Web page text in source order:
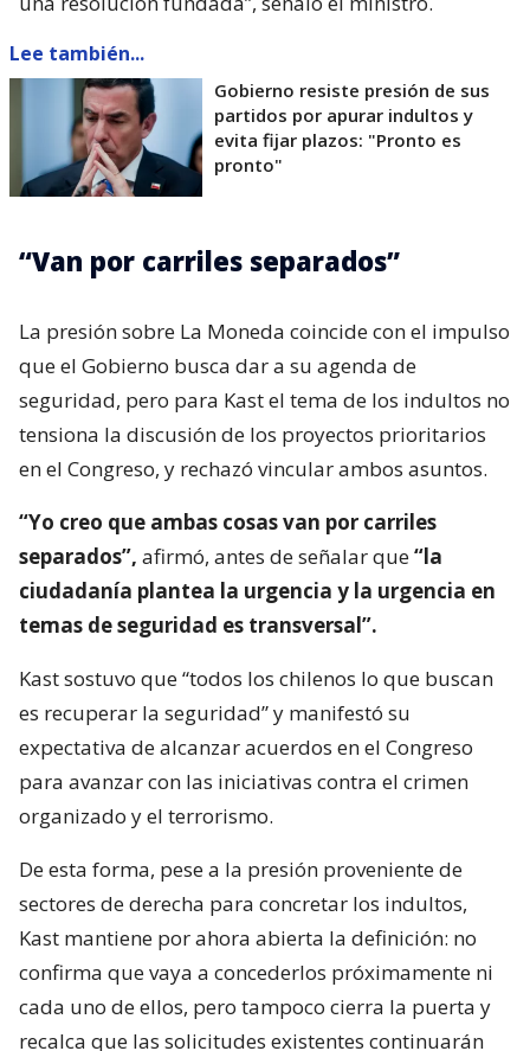
Lee también...
Gobierno resiste presión de sus
partidos por apurar indultos y
evita fijar plazos: "Pronto es
pronto"
“Van por carriles separados”
La presión sobre La Moneda coincide con el impulso
que el Gobierno busca dar a su agenda de
seguridad, pero para Kast el tema de los indultos no
tensiona la discusión de los proyectos prioritarios
en el Congreso, y rechazó vincular ambos asuntos.
“Yo creo que ambas cosas van por carriles
separados”, afirmó, antes de señalar que“la
ciudadanía plantea la urgencia y la urgencia en
temas de seguridad es transversal”.
Kast sostuvo que “todos los chilenos lo que buscan
es recuperar la seguridad” y manifestó su
expectativa de alcanzar acuerdos en el Congreso
para avanzar con las iniciativas contra el crimen
organizado y el terrorismo.
De esta forma, pese a la presión proveniente de
sectores de derecha para concretar los indultos,
Kast mantiene por ahora abierta la definición: no
confirma que vaya a concederlos próximamente ni
cada uno de ellos, pero tampoco cierra la puerta y
recalca que las solicitudes existentes continuarán